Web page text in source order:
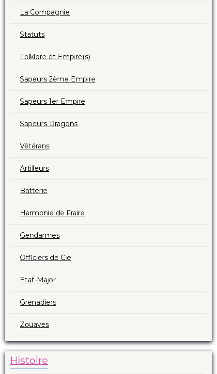
La Compagnie
Statuts
Folklore et Empire(s)
Sapeurs 2ème Empire
Sapeurs 1er Empire
Sapeurs Dragons
Vétérans
Artilleurs
Batterie
Harmonie de Fraire
Gendarmes
Officiers de Cie
Etat-Major
Grenadiers
Zouaves
Histoire